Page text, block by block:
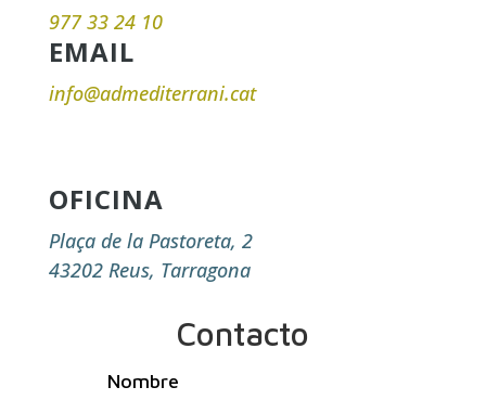
977 33 24 10
EMAIL
info@admediterrani.cat
OFICINA
Plaça de la Pastoreta, 2
43202 Reus, Tarragona
Contacto
Nombre